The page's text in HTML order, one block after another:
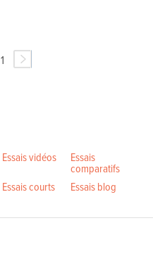
1
Essais vidéos Essais
comparatifs
Essais courts Essais blog